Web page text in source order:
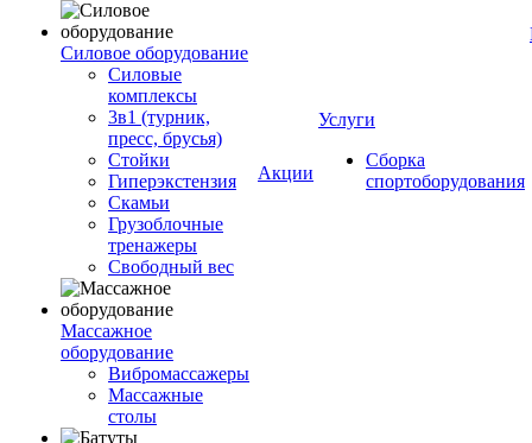
Силовое оборудование
Силовые
комплексы
3в1 (турник,
пресс, брусья)
Стойки
Гиперэкстензия
Скамьи
Грузоблочные
тренажеры
Свободный вес
Массажное
оборудование
Вибромассажеры
Массажные
столы
Акции
Услуги
Сборка
спортоборудования